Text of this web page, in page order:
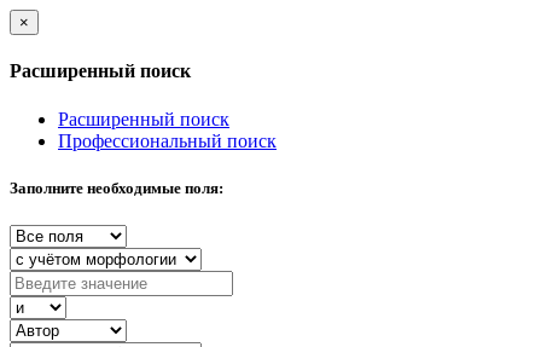
×
Расширенный поиск
Расширенный поиск
Профессиональный поиск
Заполните необходимые поля: